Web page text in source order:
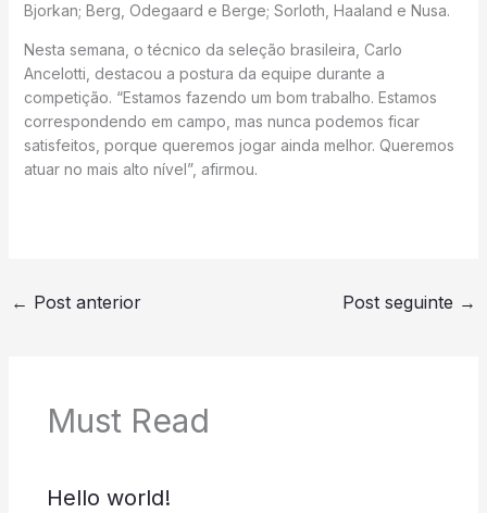
Bjorkan; Berg, Odegaard e Berge; Sorloth, Haaland e Nusa.
Nesta semana, o técnico da seleção brasileira, Carlo
Ancelotti, destacou a postura da equipe durante a
competição. “Estamos fazendo um bom trabalho. Estamos
correspondendo em campo, mas nunca podemos ficar
satisfeitos, porque queremos jogar ainda melhor. Queremos
atuar no mais alto nível”, afirmou.
← Post anterior Post seguinte →
Must Read
Hello world!